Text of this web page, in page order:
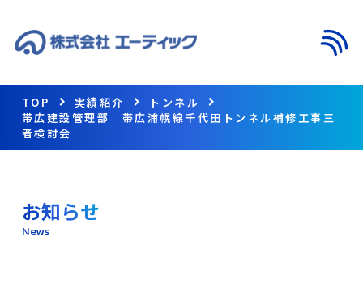
TOP 実績紹介
トンネル
帯広建設管理部 帯広浦幌線千代田トンネル補修工事三
者検討会
お知らせ
News